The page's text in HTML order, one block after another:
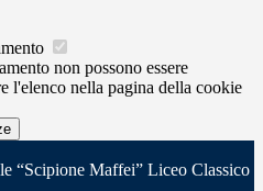
non possono essere
l'elenco nella pagina della cookie
“Scipione Maffei” Liceo Classico